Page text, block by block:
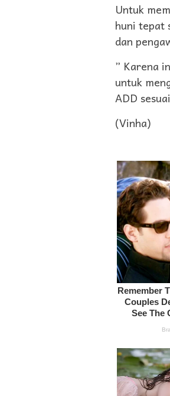
Untuk
huni tepat
dan
” Karena
untuk
ADD
(Vinha)